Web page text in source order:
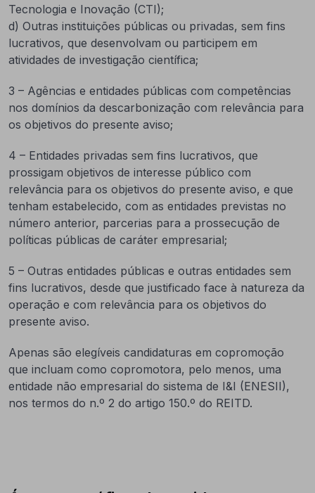
Tecnologia e Inovação (CTI);
d) Outras instituições públicas ou privadas, sem fins
lucrativos, que desenvolvam ou participem em
atividades de investigação científica;
3 – Agências e entidades públicas com competências
nos domínios da descarbonização com relevância para
os objetivos do presente aviso;
4 – Entidades privadas sem fins lucrativos, que
prossigam objetivos de interesse público com
relevância para os objetivos do presente aviso, e que
tenham estabelecido, com as entidades previstas no
número anterior, parcerias para a prossecução de
políticas públicas de caráter empresarial;
5 – Outras entidades públicas e outras entidades sem
fins lucrativos, desde que justificado face à natureza da
operação e com relevância para os objetivos do
presente aviso.
Apenas são elegíveis candidaturas em copromoção
que incluam como copromotora, pelo menos, uma
entidade não empresarial do sistema de I&I (ENESII),
nos termos do n.º 2 do artigo 150.º do REITD.